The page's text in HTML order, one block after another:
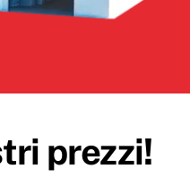
prezzi!